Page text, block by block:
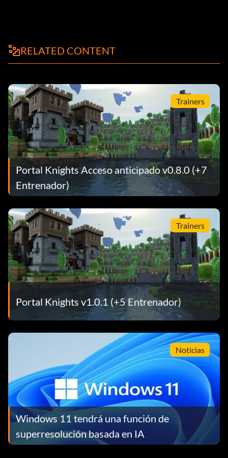
RELATED CONTENT
Trainers
Portal Knights Acceso anticipado v0.8.0 (+7
Entrenador)
Trainers
Portal Knights v1.0.1 (+5 Entrenador)
Noticias
Windows 11 tendrá una función de
superresolución basada en IA